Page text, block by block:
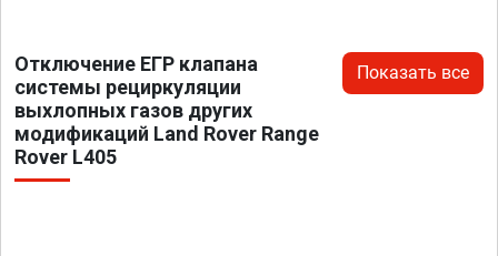
Отключение ЕГР клапана
системы рециркуляции
выхлопных газов других
модификаций Land Rover Range
Rover L405
Показать все